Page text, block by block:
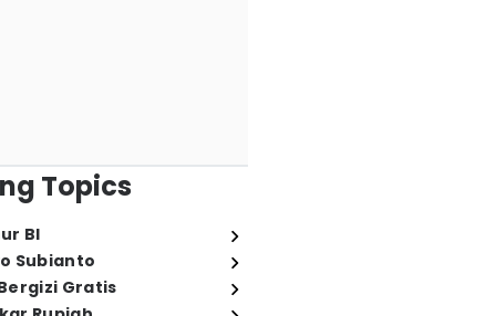
Topics
BI
Subianto
Gratis